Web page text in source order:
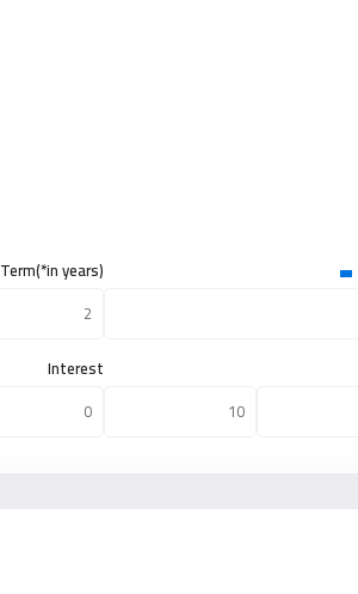
Term(*in years)
Interest